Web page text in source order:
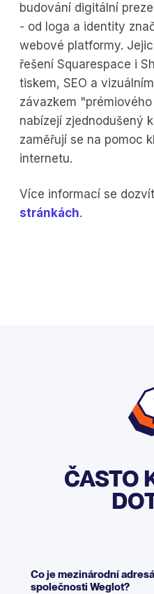
budování digitální
- od loga a identity
webové platformy.
řešení Squarespace i
tiskem, SEO a
závazkem
nabízejí zjednodušený
zaměřují se na pomoc
internetu.
Více informací se
stránkách.
ČASTO
Co je mezinárodní
společnosti Weglot?